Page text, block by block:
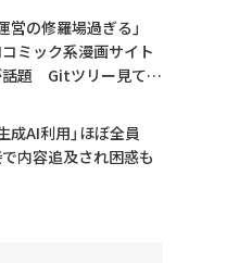
営の修羅場過ぎる」
ミック系漫画サイト
話題 Gitツリー見てガ
成AI利用」ほぼ全員
内容追及され困惑も